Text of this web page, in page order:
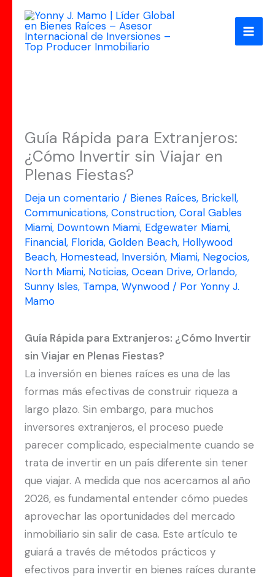
contenido
Guía Rápida para Extranjeros:
¿Cómo Invertir sin Viajar en
Plenas Fiestas?
Deja un comentario / Bienes Raíces, Brickell,
Communications, Construction, Coral Gables
Miami, Downtown Miami, Edgewater Miami,
Financial, Florida, Golden Beach, Hollywood
Beach, Homestead, Inversión, Miami, Negocios,
North Miami, Noticias, Ocean Drive, Orlando,
Sunny Isles, Tampa, Wynwood / Por Yonny J.
Mamo
Guía Rápida para Extranjeros: ¿Cómo Invertir
sin Viajar en Plenas Fiestas?
La inversión en bienes raíces es una de las
formas más efectivas de construir riqueza a
largo plazo. Sin embargo, para muchos
inversores extranjeros, el proceso puede
parecer complicado, especialmente cuando se
trata de invertir en un país diferente sin tener
que viajar. A medida que nos acercamos al año
2026, es fundamental entender cómo puedes
aprovechar las oportunidades del mercado
inmobiliario sin salir de casa. Este artículo te
guiará a través de métodos prácticos y
efectivos para invertir en bienes raíces durante